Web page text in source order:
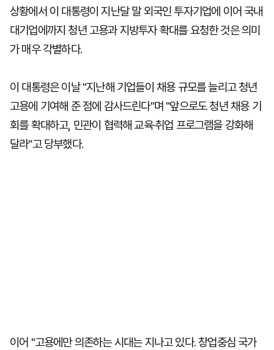
상황에서 이 대통령이 지난달 말 외국인 투자기업에 이어 국내
대기업에까지 청년 고용과 지방투자 확대를 요청한 것은 의미
가 매우 각별하다.
이 대통령은 이날 "지난해 기업들이 채용 규모를 늘리고 청년
고용에 기여해 준 점에 감사드린다"며 "앞으로도 청년 채용 기
회를 확대하고, 민관이 협력해 교육·취업 프로그램을 강화해
달라"고 당부했다.
이어 "고용에만 의존하는 시대는 지나고 있다. 창업중심 국가